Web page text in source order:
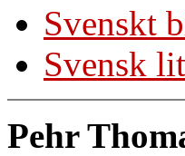
Svenskt
Svensk
Pehr